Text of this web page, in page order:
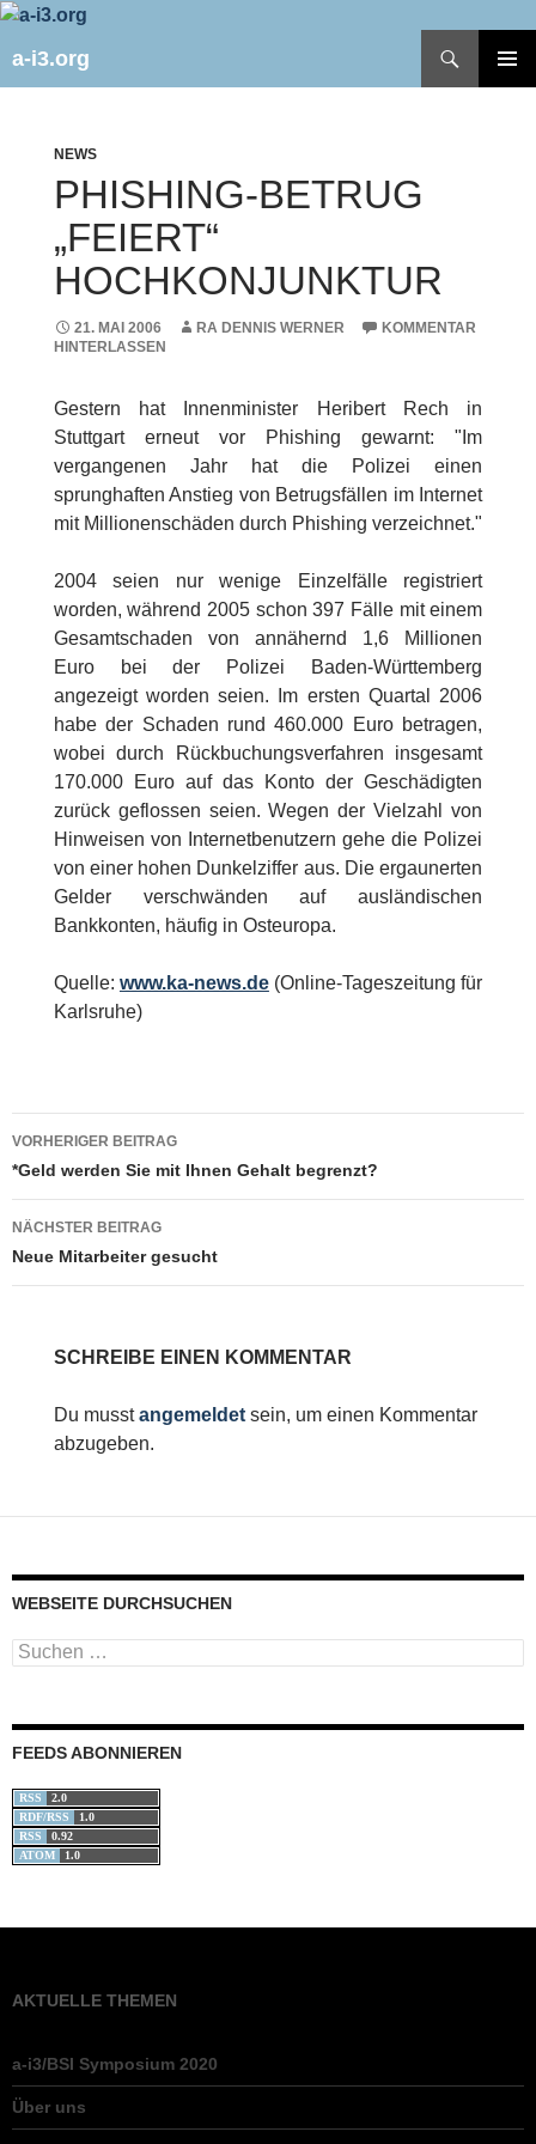
Zum
springen
a-i3.org
NEWS
PHISHING-BETRUG
„FEIERT“
HOCHKONJUNKTUR
21. MAI 2006 RA DENNIS WERNER
KOMMENTAR
HINTERLASSEN
Gestern hat Innenminister Heribert Rech in
Stuttgart erneut vor Phishing gewarnt: "Im
vergangenen Jahr hat die Polizei einen
sprunghaften Anstieg von Betrugsfällen im Internet
mit Millionenschäden durch Phishing verzeichnet."
2004 seien nur wenige Einzelfälle registriert
worden, während 2005 schon 397 Fälle mit einem
Gesamtschaden von annähernd 1,6 Millionen
Euro bei der Polizei Baden-Württemberg
angezeigt worden seien. Im ersten Quartal 2006
habe der Schaden rund 460.000 Euro betragen,
wobei durch Rückbuchungsverfahren insgesamt
170.000 Euro auf das Konto der Geschädigten
zurück geflossen seien. Wegen der Vielzahl von
Hinweisen von Internetbenutzern gehe die Polizei
von einer hohen Dunkelziffer aus. Die ergaunerten
Gelder verschwänden auf ausländischen
Bankkonten, häufig in Osteuropa.
Quelle: www.ka-news.de(Online-Tageszeitung für
Karlsruhe)
Beitragsnavigation
VORHERIGER BEITRAG
*Geld werden Sie mit Ihnen Gehalt begrenzt?
NÄCHSTER BEITRAG
Neue Mitarbeiter gesucht
SCHREIBE EINEN KOMMENTAR
Du musstangemeldetsein, um einen Kommentar
abzugeben.
WEBSEITE DURCHSUCHEN
Suchen
nach:
FEEDS ABONNIEREN
RSS
2.0
RDF/RSS
1.0
RSS
0.92
ATOM
1.0
AKTUELLE THEMEN
a-i3/BSI Symposium 2020
Über uns